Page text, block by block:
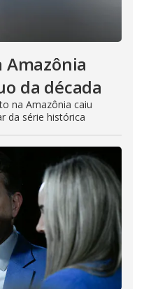
da década
na Amazônia caiu
da série histórica